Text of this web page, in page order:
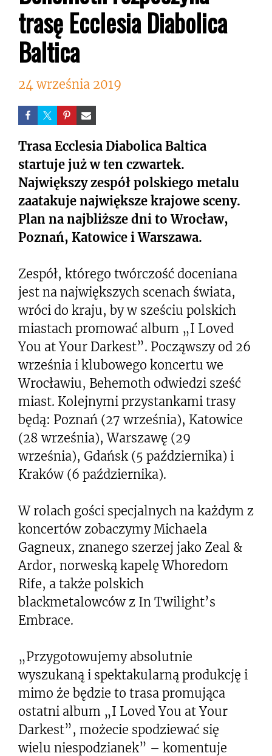
trasę Ecclesia Diabolica
Baltica
24 września 2019
Trasa Ecclesia Diabolica Baltica
startuje już w ten czwartek.
Największy zespół polskiego metalu
zaatakuje największe krajowe sceny.
Plan na najbliższe dni to Wrocław,
Poznań, Katowice i Warszawa.
Zespół, którego twórczość doceniana
jest na największych scenach świata,
wróci do kraju, by w sześciu polskich
miastach promować album „I Loved
You at Your Darkest”. Począwszy od 26
września i klubowego koncertu we
Wrocławiu, Behemoth odwiedzi sześć
miast. Kolejnymi przystankami trasy
będą: Poznań (27 września), Katowice
(28 września), Warszawę (29
września), Gdańsk (5 października) i
Kraków (6 października).
W rolach gości specjalnych na każdym z
koncertów zobaczymy Michaela
Gagneux, znanego szerzej jako Zeal &
Ardor, norweską kapelę Whoredom
Rife, a także polskich
blackmetalowców z In Twilight’s
Embrace.
„Przygotowujemy absolutnie
wyszukaną i spektakularną produkcję i
mimo że będzie to trasa promująca
ostatni album „I Loved You at Your
Darkest”, możecie spodziewać się
wielu niespodzianek” – komentuje